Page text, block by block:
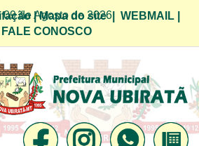
09 de Agosto de 2026
|Mapa do site| WEBMAIL
FALE CONOSCO